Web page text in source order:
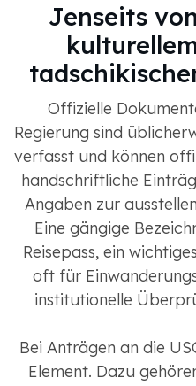
Jenseits
Offizielle
Regierung sind
verfasst und können
handschriftliche
Angaben zur
Eine gängige
Reisepass, ein
oft für
institutionelle
Bei Anträgen an die
Element. Dazu